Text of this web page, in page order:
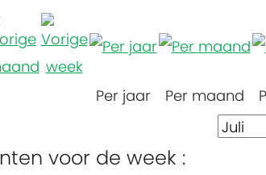
Per jaar Per maand
voor de week :